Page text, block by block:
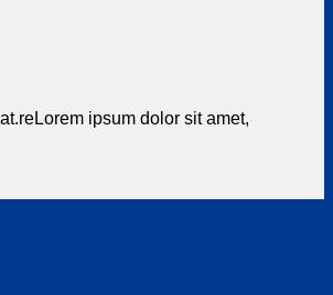
ipsum dolor sit amet,